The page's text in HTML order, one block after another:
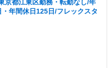
京都江東区勤務・転勤なし/年
年間休日125日/フレックスタ